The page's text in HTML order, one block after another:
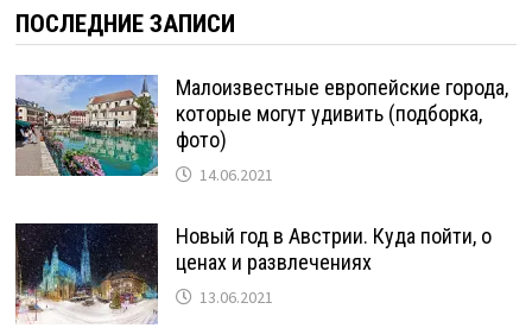
ПОСЛЕДНИЕ ЗАПИСИ
Малоизвестные европейские города,
которые могут удивить (подборка,
фото)
14.06.2021
Новый год в Австрии. Куда пойти, о
ценах и развлечениях
13.06.2021